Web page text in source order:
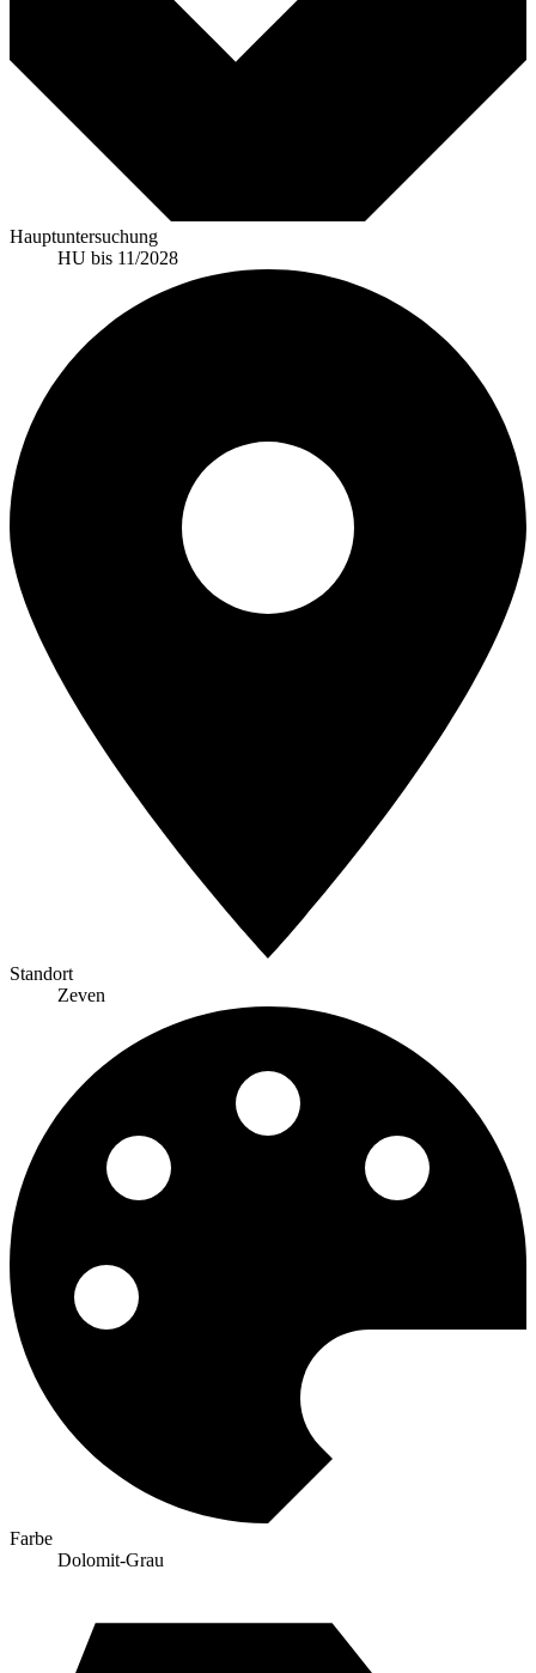
Hauptuntersuchung
HU bis 11/2028
Standort
Zeven
Farbe
Dolomit-Grau